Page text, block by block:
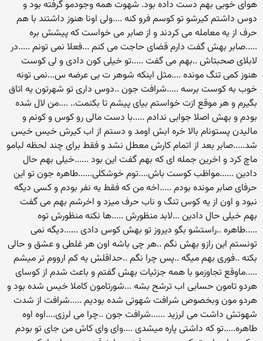
هوای خوبی بهم دست داده بود. شهوت همه وجودمو گرفته بود و
دوس داشتم کیرشو تو کوسم فرو کنه ....ولی اونا هنوز داشتند با هم
حرف از یه معامله می کردند و از صابر می خواست که پیشش بره
.....صابر بهش گفت دارم قضای حاجت می کنم ...فعلا نمی تونم .....در
لابلای صحبتاش ..بهم می گفت .....تو خیلی کون دادی و لی کوست
هنوز کمی تنگ مونده ....مثل اینکه شوهر ت بی عرضه س...نمی تونه
خوب به کوست برسه .....شرافت جون ..دوس داری تو شهرتون یه اتاق
بگیرم و هر موقع ازت خواستم بیای پیشم تا بکنمت.. ....من لال شده
بودم و بهش اصلا جوابی ندادم .....با دست مالی رو کوس و کونم و
مالیدن پستونام بالا خره ابش اومد و دستم از اب کیرش خیس خیس
شد.....صابر بعد از اتمام کارش معطل نشد و فقط برای چند لحظه لبامو
ماچ کرد و اخرین جمله ای که بهم گفت این بود ......خیلی بهم حال
دادین ......مواظب کوست باش....توم خوشکلی......طاهره جون تو این
حرفای صابر مونده بودم .....اخه من که فقط یه نفر بودم و کسی دیگه
نبود و اون از یه کوس تنگ و ناب حرف میزد و اخرشم بهم می گفت
بهم خیلی حال دادین ...لابد منظورش .....ها نکنه منظورش توه
.....طاهره ..راستشو بگو دیروز تو بهش کوس دادی ......دیگه نمی
تونستم این رازو بهش نگم ..هر چی باشه اون هر غلطی و عشق و حالی
بکنه ..فوری بهم میگه ..پس چرا نگم ..حداقلش یه کم ارووم تر میشم
.....ماوقع تجاوزمو با همه جزئیات بهش گفتم و باعث شدم از کوسای
هردو تامون حسابی اب ترشح بشه ...شورتامون کاملا خیس شده بود و
هردو مون وبخصوص شرافت شهوتی شده بودیم .....شرافت از شدت
شهوتش داشت می لرزید ......شرافت جون ..چرا می لرزی....اوه اوه
طاهره.....تو که داشتی پاره میشدی ....وای وای کاش من جای تو بودم